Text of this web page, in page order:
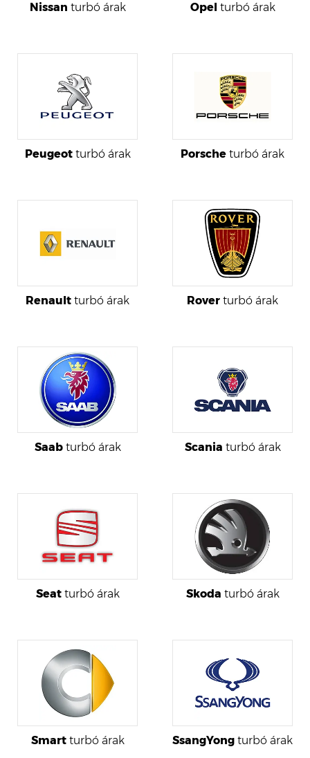
Nissan turbó árak Opel turbó árak
Peugeotturbó árak Porsche turbó árak
Renault turbó árak Rover turbó árak
Saabturbó árak Scania turbó árak
Seatturbó árak Skoda turbó árak
Smartturbó árak SsangYong turbó árak